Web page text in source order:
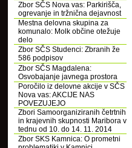
Zbor SČS Nova vas: Parkirišča,
ogrevanje in tržnična dejavnost
Mestna delovna skupina za
komunalo: Molk občine otežuje
delo
Zbor SČS Studenci: Zbranih že
586 podpisov
Zbor SČS Magdalena:
Osvobajanje javnega prostora
Poročilo iz delovne akcije v SČS
Nova vas: AKCIJE NAS
POVEZUJEJO
Zbori Samoorganiziranih četrtnih
in krajevnih skupnosti Maribora v
tednu od 10. do 14. 11. 2014
Zbor SKS Kamnica: O prometni